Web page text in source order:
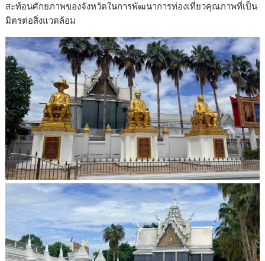
สะท้อนศักยภาพของจังหวัดในการพัฒนาการท่องเที่ยวคุณภาพที่เป็น
มิตรต่อสิ่งแวดล้อม